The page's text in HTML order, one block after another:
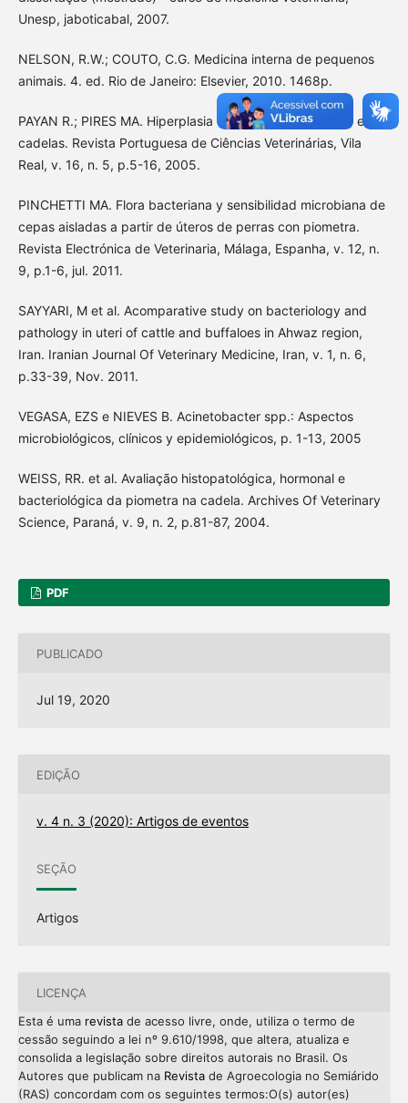
Unesp, jaboticabal, 2007.
NELSON, R.W.; COUTO, C.G. Medicina interna de pequenos
animais. 4. ed. Rio de Janeiro: Elsevier, 2010. 1468p.
PAYAN R.; PIRES MA. Hiperplasia quística do endométrio em
cadelas. Revista Portuguesa de Ciências Veterinárias, Vila
Real, v. 16, n. 5, p.5-16, 2005.
PINCHETTI MA. Flora bacteriana y sensibilidad microbiana de
cepas aisladas a partir de úteros de perras con piometra.
Revista Electrónica de Veterinaria, Málaga, Espanha, v. 12, n.
9, p.1-6, jul. 2011.
SAYYARI, M et al. Acomparative study on bacteriology and
pathology in uteri of cattle and buffaloes in Ahwaz region,
Iran. Iranian Journal Of Veterinary Medicine, Iran, v. 1, n. 6,
p.33-39, Nov. 2011.
VEGASA, EZS e NIEVES B. Acinetobacter spp.: Aspectos
microbiológicos, clínicos y epidemiológicos, p. 1-13, 2005
WEISS, RR. et al. Avaliação histopatológica, hormonal e
bacteriológica da piometra na cadela. Archives Of Veterinary
Science, Paraná, v. 9, n. 2, p.81-87, 2004.
PDF
PUBLICADO
Jul 19, 2020
EDIÇÃO
v. 4 n. 3 (2020): Artigos de eventos
SEÇÃO
Artigos
LICENÇA
Esta é uma revistade acesso livre, onde, utiliza o termo de
cessão seguindo a lei nº 9.610/1998, que altera, atualiza e
consolida a legislação sobre direitos autorais no Brasil. Os
Autores que publicam na Revistade Agroecologia no Semiárido
(RAS) concordam com os seguintes termos:O(s) autor(es)